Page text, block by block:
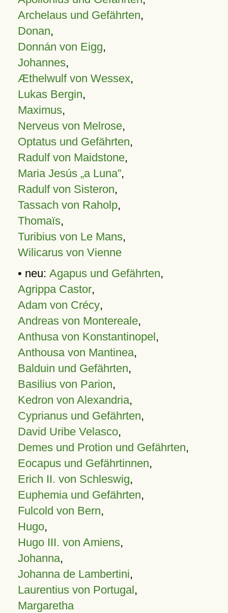
Archelaus und Gefährten,
Donan,
Donnán von Eigg,
Johannes,
Æthelwulf von Wessex,
Lukas Bergin,
Maximus,
Nerveus von Melrose,
Optatus und Gefährten,
Radulf von Maidstone,
Maria Jesús „a Luna”,
Radulf von Sisteron,
Tassach von Raholp,
Thomaïs,
Turibius von Le Mans,
Wilicarus von Vienne
• neu: Agapus und Gefährten,
Agrippa Castor,
Adam von Crécy,
Andreas von Montereale,
Anthusa von Konstantinopel,
Anthousa von Mantinea,
Balduin und Gefährten,
Basilius von Parion,
Kedron von Alexandria,
Cyprianus und Gefährten,
David Uribe Velasco,
Demes und Protion und Gefährten,
Eocapus und Gefährtinnen,
Erich II. von Schleswig,
Euphemia und Gefährten,
Fulcold von Bern,
Hugo,
Hugo III. von Amiens,
Johanna,
Johanna de Lambertini,
Laurentius von Portugal,
Margaretha